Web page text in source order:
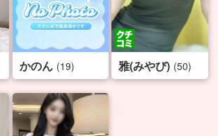
かのん (19) 雅(みやび) (50)